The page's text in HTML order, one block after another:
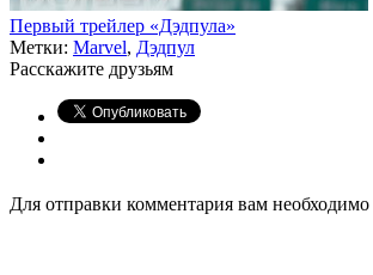
Первый трейлер «Дэдпула»
Метки: Marvel, Дэдпул
Расскажите друзьям
Для отправки комментария вам необходимо